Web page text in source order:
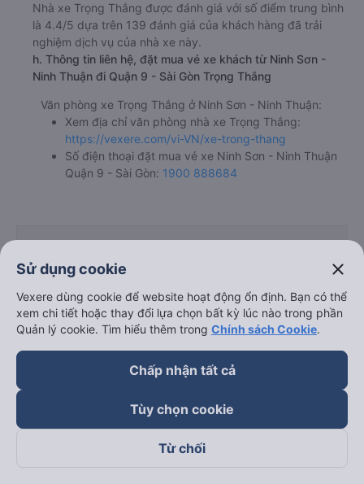
Nhà xe Trọng Thắng được đánh giá với số điểm trung bình
là 4.4/5 dựa trên 139 đánh giá của khách hàng đã trải
nghiệm dịch vụ của nhà xe này.
h. Thông tin liên hệ, đặt mua vé xe khách từ Ninh Sơn -
Ninh Thuận đi Quận 9 - Sài Gòn Trọng Thắng
Văn phòng xe Trọng Thắng ở Ninh Sơn - Ninh Thuận:
Xem địa chỉ văn phòng nhà xe Trọng Thắng:
https://vexere.com/vi-VN/xe-trong-thang
Số điện thoại đặt mua vé xe Ninh Sơn - Ninh Thuận
Quận 9 - Sài Gòn: 1900 888684
Bảng tổng hợp thông
chạy
Sử dụng cookie close
Vexere dùng cookie để website hoạt động ổn định. Bạn có thể
xem chi tiết hoặc thay đổi lựa chọn bất kỳ lúc nào trong phần
Quản lý cookie. Tìm hiểu thêm trong Chính sách Cookie.
Chấp nhận tất cả
Tùy chọn cookie
Từ chối